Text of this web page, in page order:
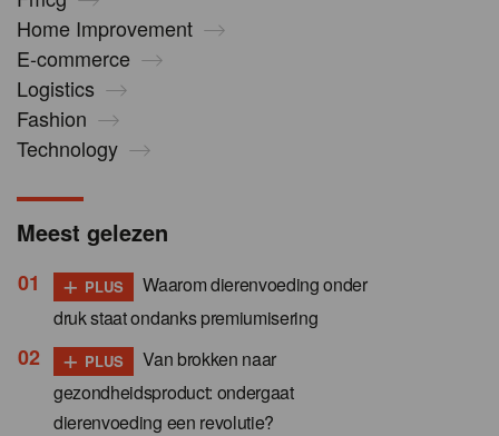
Home Improvement
E-commerce
Logistics
Fashion
Technology
Meest gelezen
+ PLUS
Waarom dierenvoeding onder
druk staat ondanks premiumisering
+ PLUS
Van brokken naar
gezondheidsproduct: ondergaat
dierenvoeding een revolutie?